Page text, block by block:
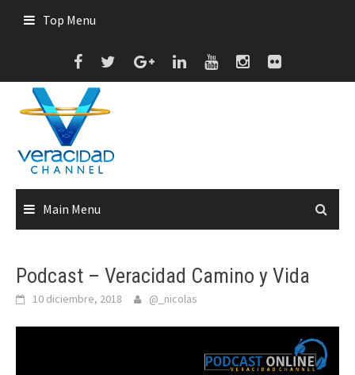
Top Menu
Main Menu
Podcast – Veracidad Camino y Vida
10 diciembre, 2018 @_nicolas